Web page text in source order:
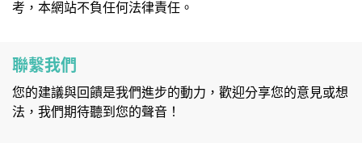
考，本網站不負任何法律責任。
聯繫我們
您的建議與回饋是我們進步的動力，歡迎分享您的意見或想
法，我們期待聽到您的聲音！